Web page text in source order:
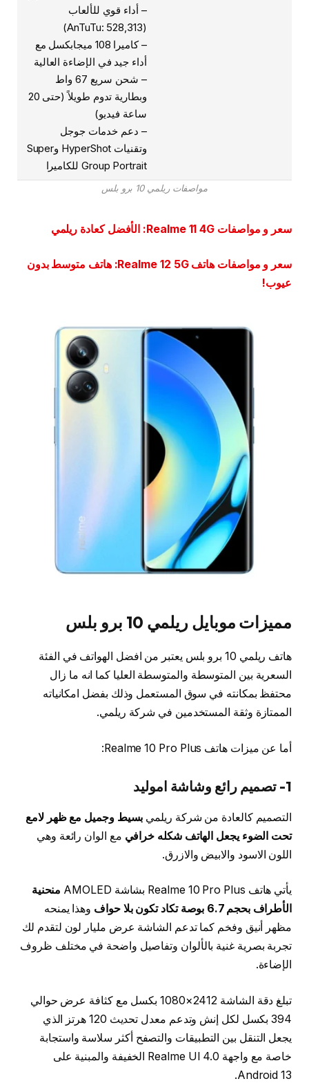
– أداء قوي للألعاب
(AnTuTu: 528,313)
– كاميرا 108 ميجابكسل مع
أداء جيد في الإضاءة العالية
– شحن سريع 67 واط
وبطارية تدوم طويلاً (حتى 20
ساعة فيديو)
– دعم خدمات جوجل
وتقنيات HyperShot وSuper
Group Portrait للكاميرا
مواصفات ريلمي 10 برو بلس
سعر و مواصفات Realme 11 4G: الأفضل كعادة ريلمي
سعر و مواصفات هاتف Realme 12 5G: هاتف متوسط بدون
عيوب!
مميزات موبايل ريلمي 10 برو بلس
هاتف ريلمي 10 برو بلس يعتبر من افضل الهواتف في الفئة
السعرية بين المتوسطة والمتوسطة العليا كما انه ما زال
محتفظ بمكانته في سوق المستعمل وذلك بفضل امكانياته
الممتازة وثقة المستخدمين في شركة ريلمي.
أما عن ميزات هاتف Realme 10 Pro Plus:
1- تصميم رائع وشاشة اموليد
التصميم كالعادة من شركة ريلمي بسيط وجميل مع ظهر لامع
تحت الضوء يجعل الهاتف شكله خرافي مع الوان رائعة وهي
اللون الاسود والابيض والازرق.
يأتي هاتف Realme 10 Pro Plus بشاشة AMOLED
منحنية
الأطراف بحجم 6.7 بوصة تكاد تكون بلا حواف
وهذا يمنحه
مظهر أنيق وفخم كما تدعم الشاشة عرض مليار لون لتقدم لك
تجربة بصرية غنية بالألوان وتفاصيل واضحة في مختلف ظروف
الإضاءة.
تبلغ دقة الشاشة 2412×1080 بكسل مع كثافة عرض حوالي
394 بكسل لكل إنش وتدعم معدل تحديث 120 هرتز الذي
يجعل التنقل بين التطبيقات والتصفح أكثر سلاسة واستجابة
خاصة مع واجهة Realme UI 4.0 الخفيفة والمبنية على
Android 13.